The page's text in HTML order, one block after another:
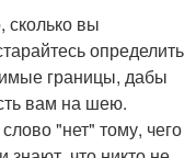
сколько вы
определить
границы, дабы
вам на шею.
"нет" тому, чего